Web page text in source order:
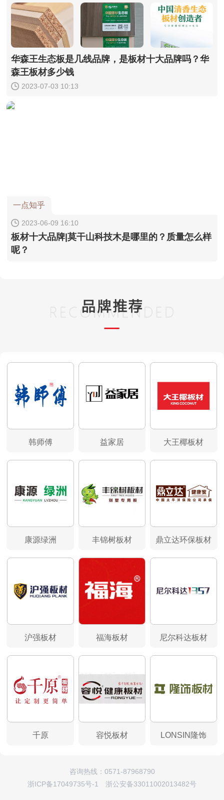
华森王生态板是几线品牌，是板材十大品牌吗？华
森王板材多少钱
2023-07-03 10:13
一点知乎
2023-06-09 16:10
板材十大品牌|莫干山科技木是哪里的？质量怎么样
呢？
韩师傅 益家居 大王椰板材
康源绿洲 丰锦树板材 鼎立达环保板材
沪强板材 福海板材 尼尔科达板材
千原 容悦板材 LONSIN隆饰
咨询热线：0571-87968790
浙ICP备17049735号-1 浙公安备33011002013482号